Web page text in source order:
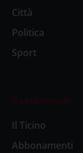
Città
Politica
Sport
Il settimanale
Il Ticino
Abbonamenti